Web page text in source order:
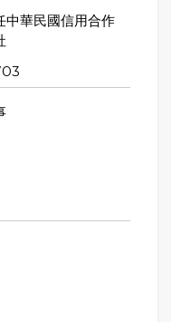
中華民國信用合作